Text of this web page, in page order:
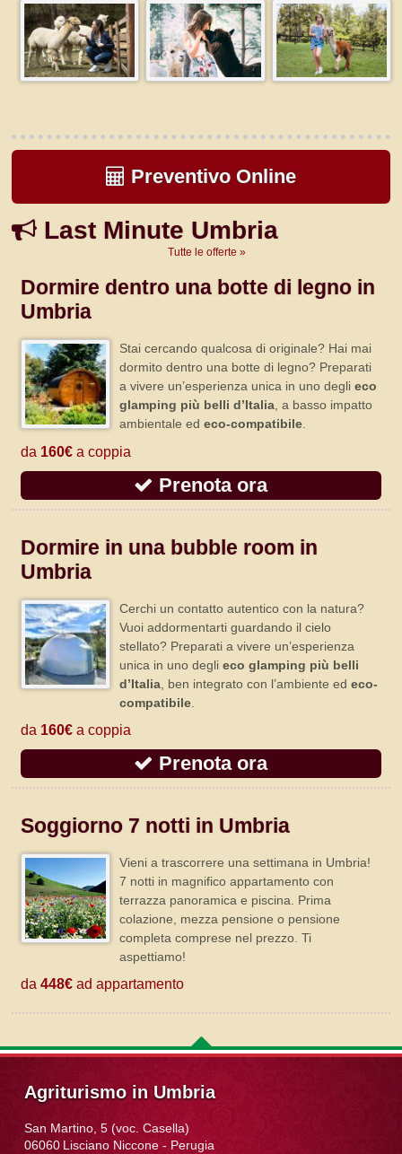
Preventivo Online
Last Minute Umbria
Tutte le offerte »
Dormire dentro una botte di legno in
Umbria
Stai cercando qualcosa di originale? Hai mai
dormito dentro una botte di legno? Preparati
a vivere un’esperienza unica in uno deglieco
glamping più belli d’Italia, a basso impatto
ambientale edeco-compatibile.
da 160€ a coppia
Prenota ora
Dormire in una bubble room in
Umbria
Cerchi un contatto autentico con la natura?
Vuoi addormentarti guardando il cielo
stellato? Preparati a vivere un’esperienza
unica in uno deglieco glamping più belli
d’Italia , ben integrato con l’ambiente edeco-
compatibile
da 160€ a coppia
Prenota ora
Soggiorno 7 notti in Umbria
Vieni a trascorrere una settimana in Umbria!
7 notti in magnifico appartamento con
terrazza panoramica e piscina. Prima
colazione, mezza pensione o pensione
completa comprese nel prezzo. Ti
aspettiamo!
da448€ ad appartamento
Agriturismo in Umbria
San Martino, 5 (voc. Casella)
06060 Lisciano Niccone- Perugia